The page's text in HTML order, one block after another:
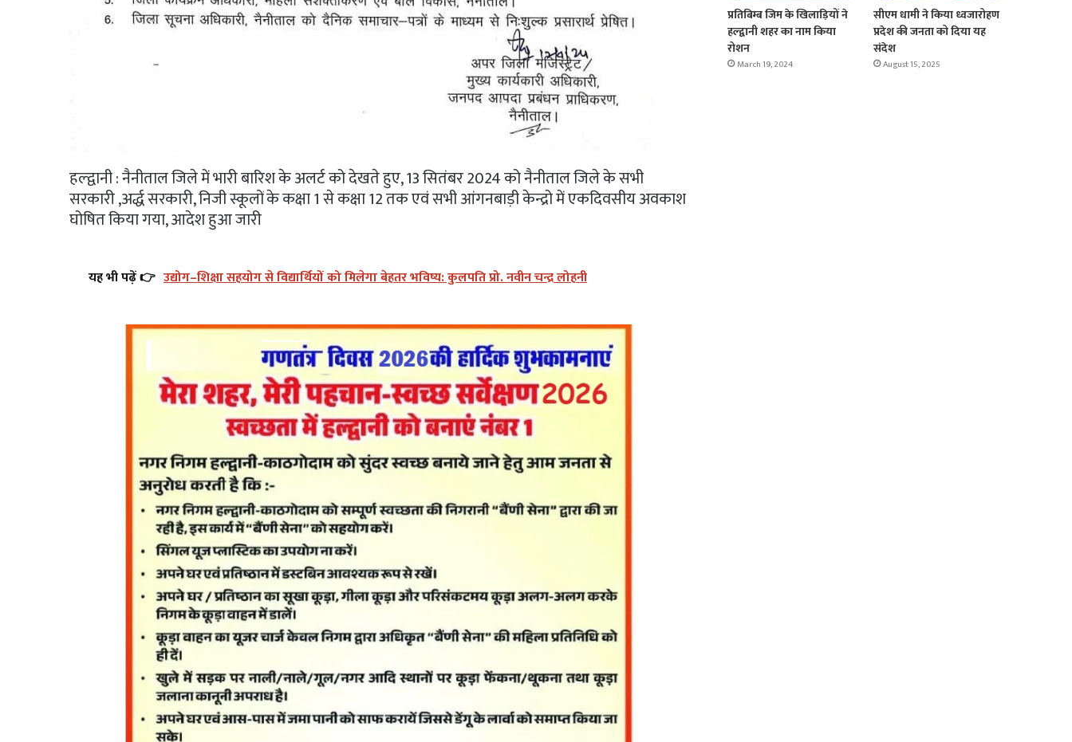
हल्द्वानी : नैनीताल जिले में भारी बारिश के अलर्ट को देखते हुए, 13 सितंबर 2024 को नैनीताल जिले के सभी
सरकारी ,अर्द्ध सरकारी, निजी स्कूलों के कक्षा 1 से कक्षा 12 तक एवं सभी आंगनबाड़ी केन्द्रो में एकदिवसीय अवकाश
घोषित किया गया, आदेश हुआ जारी
यह भी पढ़ें 👉 उद्योग–शिक्षा सहयोग से विद्यार्थियों को मिलेगा बेहतर भविष्य: कुलपति प्रो. नवीन चन्द्र लोहनी
प्रतिबिम्ब जिम के खिलाड़ियों ने
हल्द्वानी शहर का नाम किया
रोशन
March 19, 2024
सीएम धामी ने किया ध्वजारोहण
प्रदेश की जनता को दिया यह
संदेश
August 15, 2025